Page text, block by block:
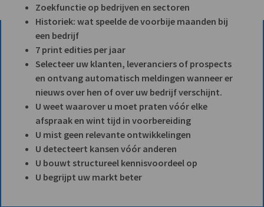
Zoekfunctie op bedrijven en sectoren
Historiek: wat speelde de voorbije maanden bij
een bedrijf
7 print edities per jaar
Selecteer uw klanten, leveranciers of prospects
en ontvang automatisch meldingen wanneer er
nieuws over hen of over uw bedrijf verschijnt.
U weet waarover u moet praten vóór elke
afspraak en wint tijd in voorbereiding
U mist geen relevante ontwikkelingen
U detecteert kansen vóór anderen
U bouwt structureel kennisvoordeel op
U begrijpt uw markt beter